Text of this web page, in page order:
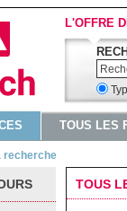
L'OFFRE
TOUS LES
recherche
TOUS